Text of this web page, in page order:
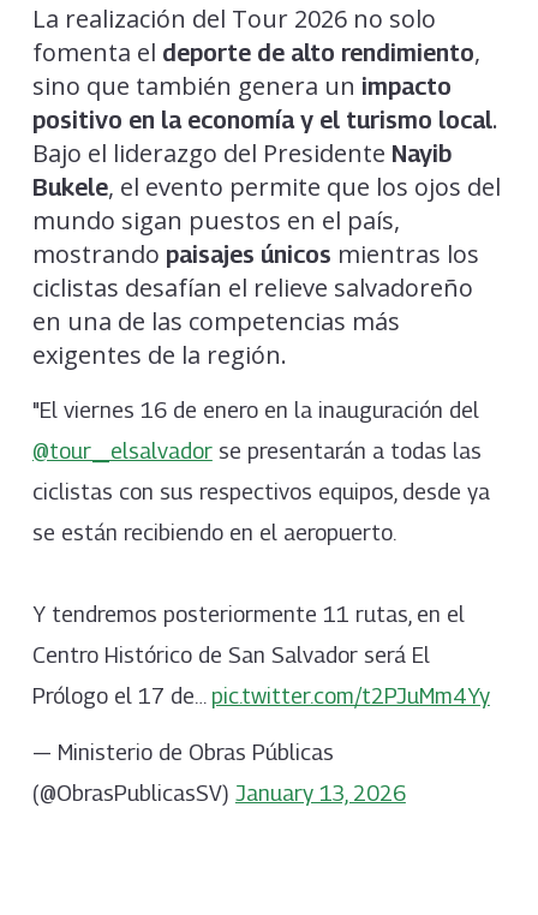
La realización del Tour 2026 no solo
fomenta el deporte de alto rendimiento,
sino que también genera un impacto
positivo en la economía y el turismo local.
Bajo el liderazgo del Presidente Nayib
Bukele, el evento permite que los ojos del
mundo sigan puestos en el país,
mostrando paisajes únicos mientras los
ciclistas desafían el relieve salvadoreño
en una de las competencias más
exigentes de la región.
"El viernes 16 de enero en la inauguración del
@tour_elsalvadorse presentarán a todas las
ciclistas con sus respectivos equipos, desde ya
se están recibiendo en el aeropuerto.
Y tendremos posteriormente 11 rutas, en el
Centro Histórico de San Salvador será El
Prólogo el 17 de… pic.twitter.com/t2PJuMm4Yy
— Ministerio de Obras Públicas
(@ObrasPublicasSV) January 13, 2026